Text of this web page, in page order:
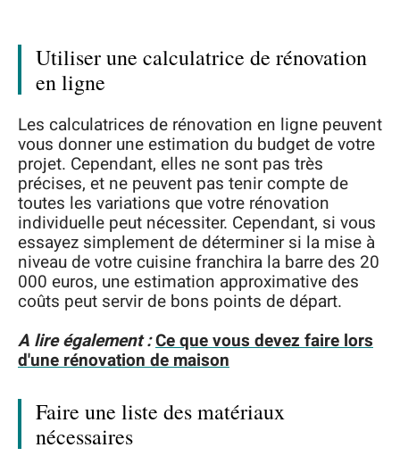
Utiliser une calculatrice de rénovation
en ligne
Les calculatrices de rénovation en ligne peuvent
vous donner une estimation du budget de votre
projet. Cependant, elles ne sont pas très
précises, et ne peuvent pas tenir compte de
toutes les variations que votre rénovation
individuelle peut nécessiter. Cependant, si vous
essayez simplement de déterminer si la mise à
niveau de votre cuisine franchira la barre des 20
000 euros, une estimation approximative des
coûts peut servir de bons points de départ.
A lire également :Ce que vous devez faire lors
d'une rénovation de maison
Faire une liste des matériaux
nécessaires